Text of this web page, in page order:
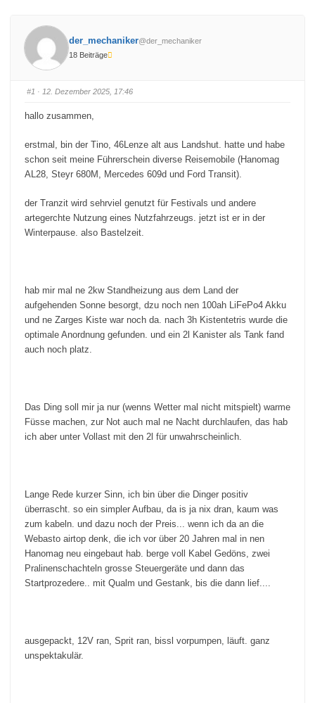
der_mechaniker@der_mechaniker
18 Beiträge
#1 · 12. Dezember 2025, 17:46
hallo zusammen,
erstmal, bin der Tino, 46Lenze alt aus Landshut. hatte und habe
schon seit meine Führerschein diverse Reisemobile (Hanomag
AL28, Steyr 680M, Mercedes 609d und Ford Transit).
der Tranzit wird sehrviel genutzt für Festivals und andere
artegerchte Nutzung eines Nutzfahrzeugs. jetzt ist er in der
Winterpause. also Bastelzeit.
hab mir mal ne 2kw Standheizung aus dem Land der
aufgehenden Sonne besorgt, dzu noch nen 100ah LiFePo4 Akku
und ne Zarges Kiste war noch da. nach 3h Kistentetris wurde die
optimale Anordnung gefunden. und ein 2l Kanister als Tank fand
auch noch platz.
Das Ding soll mir ja nur (wenns Wetter mal nicht mitspielt) warme
Füsse machen, zur Not auch mal ne Nacht durchlaufen, das hab
ich aber unter Vollast mit den 2l für unwahrscheinlich.
Lange Rede kurzer Sinn, ich bin über die Dinger positiv
überrascht. so ein simpler Aufbau, da is ja nix dran, kaum was
zum kabeln. und dazu noch der Preis... wenn ich da an die
Webasto airtop denk, die ich vor über 20 Jahren mal in nen
Hanomag neu eingebaut hab. berge voll Kabel Gedöns, zwei
Pralinenschachteln grosse Steuergeräte und dann das
Startprozedere.. mit Qualm und Gestank, bis die dann lief....
ausgepackt, 12V ran, Sprit ran, bissl vorpumpen, läuft. ganz
unspektakulär.